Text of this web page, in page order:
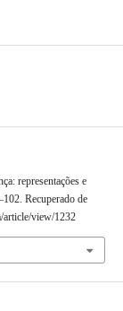
representações e
Recuperado de
article/view/1232